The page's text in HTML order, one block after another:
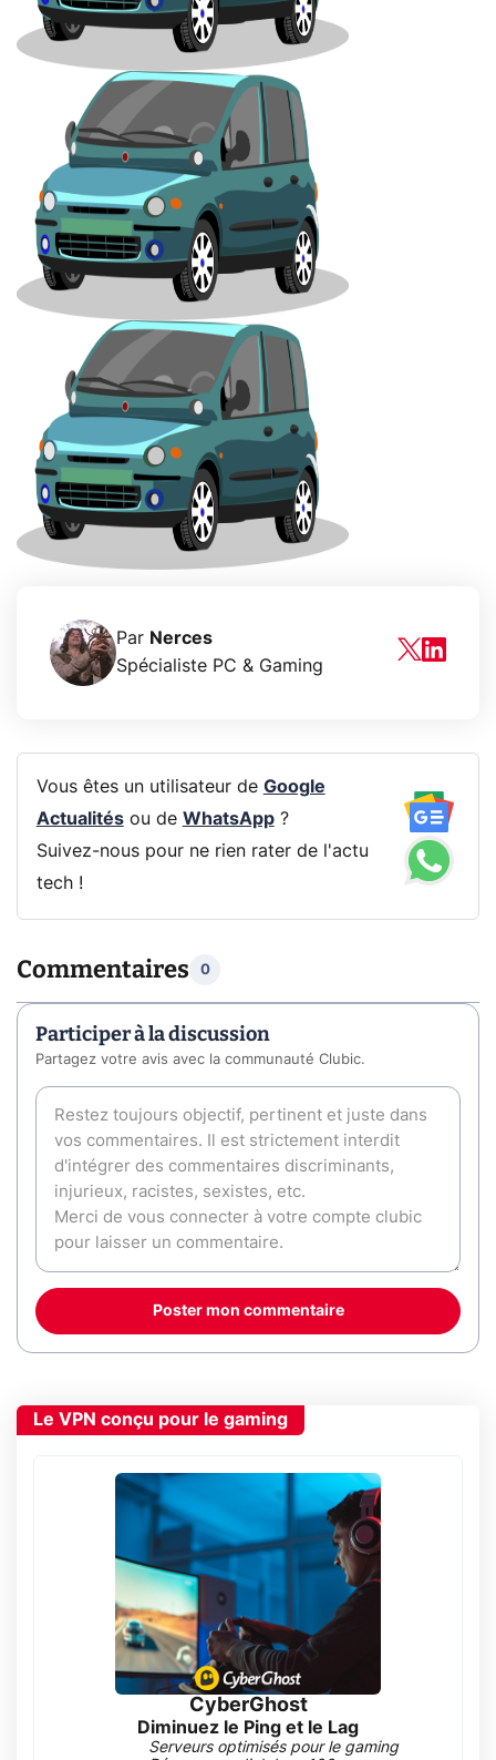
Par Nerces
Spécialiste PC & Gaming
Vous êtes un utilisateur de Google
Actualitésou de WhatsApp?
Suivez-nous pour ne rien rater de l'actu
tech !
Commentaires 0
Participer à la discussion
Partagez votre avis avec la communauté Clubic.
Poster mon commentaire
Le VPN conçu pour le gaming
CyberGhost
Diminuez le Ping et le Lag
Serveurs optimisés pour le gaming